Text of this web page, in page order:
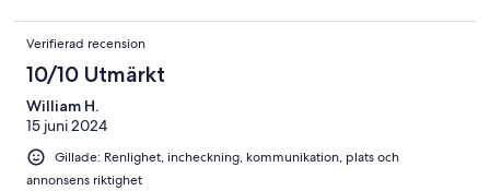
Verifierad recension
10/10 Utmärkt
William H.
15 juni 2024
Gillade: Renlighet, incheckning, kommunikation, plats och
annonsens riktighet